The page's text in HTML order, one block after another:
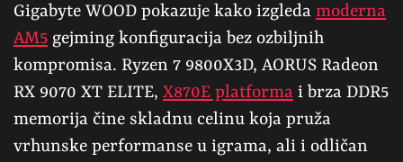
Gigabyte WOOD pokazuje kako izgleda moderna
AM5 gejming konfiguracija bez ozbiljnih
kompromisa. Ryzen 7 9800X3D, AORUS Radeon
RX 9070 XT ELITE, X870E platforma i brza DDR5
memorija čine skladnu celinu koja pruža
vrhunske performanse u igrama, ali i odličan